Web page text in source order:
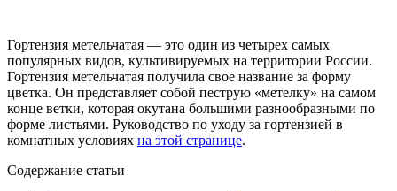
Гортензия метельчатая — это один из четырех самых
популярных видов, культивируемых на территории России.
Гортензия метельчатая получила свое название за форму
цветка. Он представляет собой пеструю «метелку» на самом
конце ветки, которая окутана большими разнообразными по
форме листьями. Руководство по уходу за гортензией в
комнатных условиях на этой странице.
Содержание статьи